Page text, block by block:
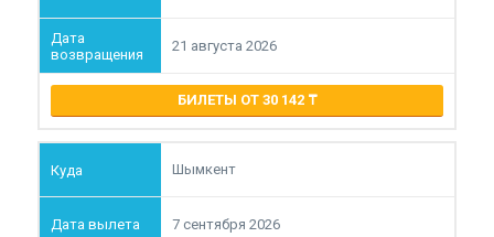
21 августа 2026
БИЛЕТЫ ОТ 30 142
Шымкент
7 сентября 2026